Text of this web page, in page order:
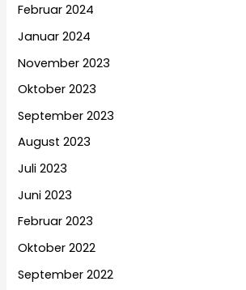
Februar 2024
Januar 2024
November 2023
Oktober 2023
September 2023
August 2023
Juli 2023
Juni 2023
Februar 2023
Oktober 2022
September 2022